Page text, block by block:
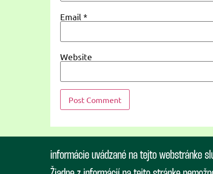
Email *
Website
informácie uvádzané na tejto webstránke